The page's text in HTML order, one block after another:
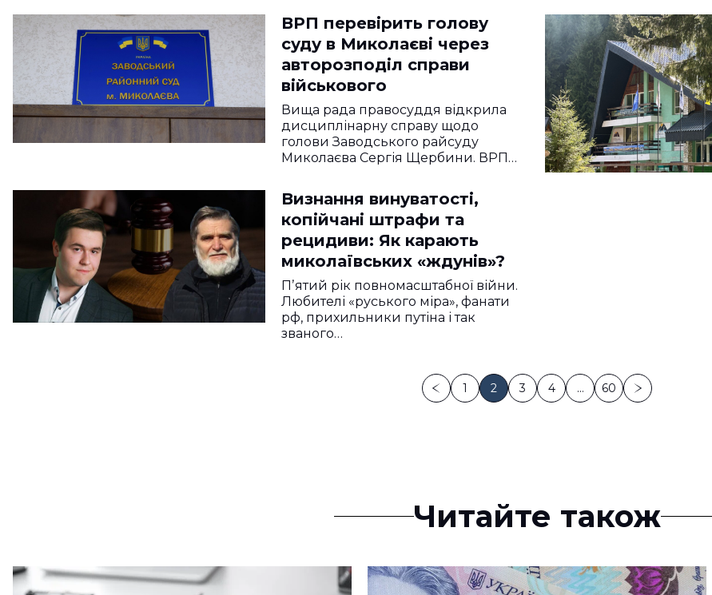
ВРП перевірить голову
суду в Миколаєві через
авторозподіл справи
військового
Вища рада правосуддя відкрила
дисциплінарну справу щодо
голови Заводського райсуду
Миколаєва Сергія Щербини. ВРП…
Визнання винуватості,
копійчані штрафи та
рецидиви: Як карають
миколаївських «ждунів»?
Пʼятий рік повномасштабної війни.
Любителі «руського міра», фанати
рф, прихильники путіна і так
званого…
1 2 3 4 … 60
Читайте також